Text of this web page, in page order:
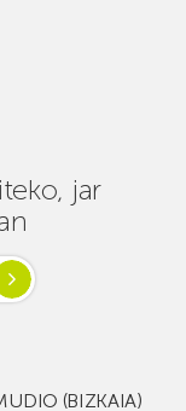
jar
(BIZKAIA)